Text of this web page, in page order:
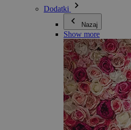
Dodatki
Nazaj
Show more